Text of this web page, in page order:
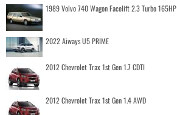
1989 Volvo 740 Wagon Facelift 2.3 Turbo 165HP
2022 Aiways U5 PRIME
2012 Chevrolet Trax 1st Gen 1.7 CDTI
2012 Chevrolet Trax 1st Gen 1.4 AWD